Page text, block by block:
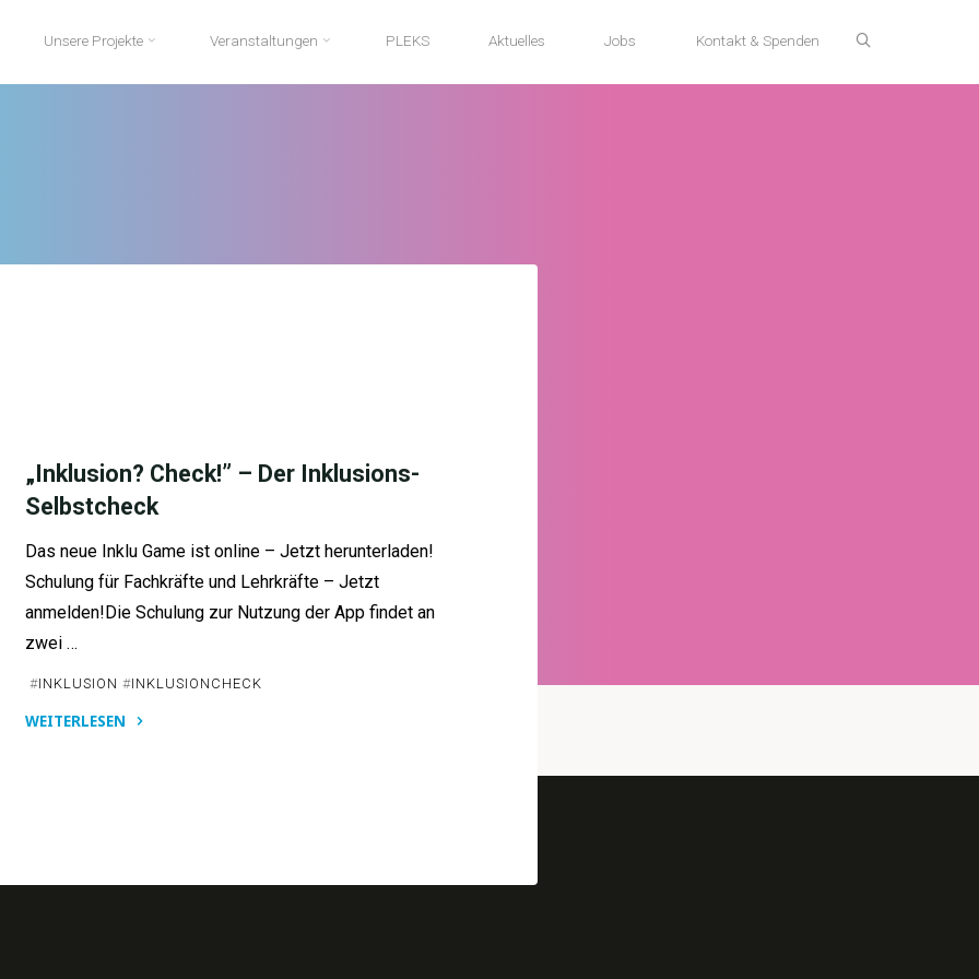
Unsere Projekte Veranstaltungen PLEKS Aktuelles Jobs Kontakt & Spenden
„Inklusion? Check!” – Der Inklusions-
Selbstcheck
Das neue Inklu Game ist online – Jetzt herunterladen!
Schulung für Fachkräfte und Lehrkräfte – Jetzt
anmelden!Die Schulung zur Nutzung der App findet an
zwei …
#INKLUSION #INKLUSIONCHECK
WEITERLESEN
Selbstcheck"